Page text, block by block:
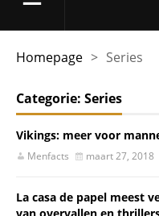
Homepage > Series
Categorie: Series
Vikings: meer voor
Menfacts maart 27, 2018
La casa de papel meest